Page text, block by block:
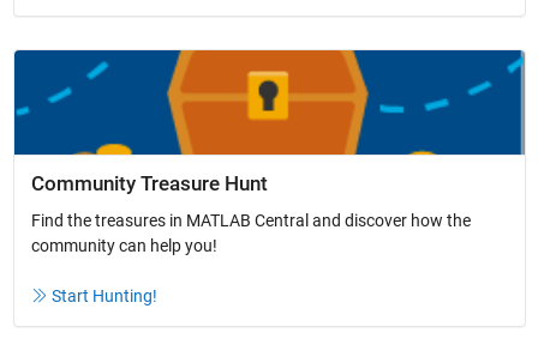
Community Treasure Hunt
Find the treasures in MATLAB Central and discover how the
community can help you!
Start Hunting!